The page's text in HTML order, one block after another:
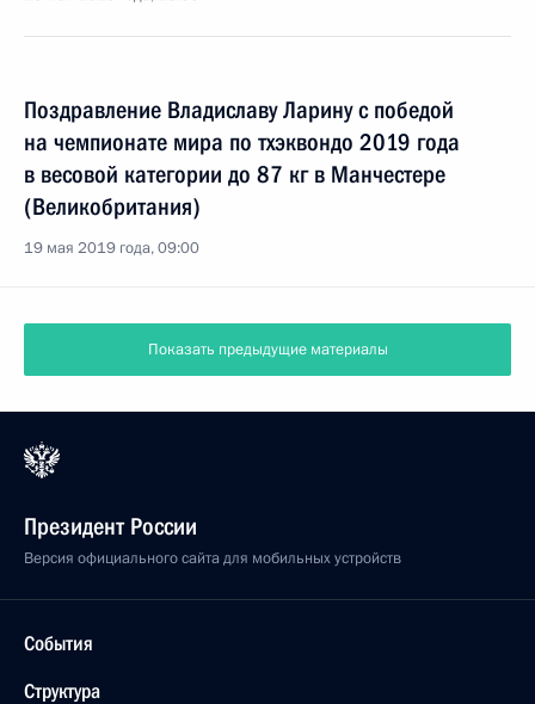
Поздравление Владиславу Ларину с победой
на чемпионате мира по тхэквондо 2019 года
в весовой категории до 87 кг в Манчестере
(Великобритания)
19 мая 2019 года, 09:00
Показать предыдущие материалы
Президент России
Версия официального сайта для мобильных устройств
События
Структура